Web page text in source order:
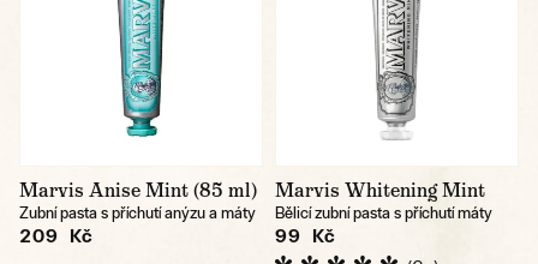
Marvis Anise Mint (85 ml)
Zubní pasta s příchutí anýzu a máty
209 Kč
Marvis Whitening Mint
Bělicí zubní pasta s příchutí máty
99 Kč